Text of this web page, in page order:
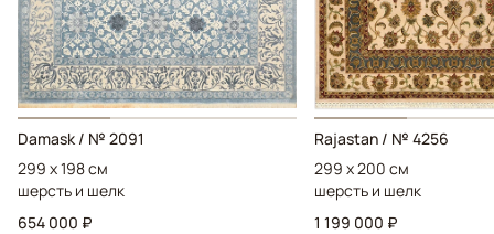
Damask / № 2091
299 x 198 см
шерсть и шелк
654 000 ₽
Rajastan / № 4256
299 x 200 см
шерсть и шелк
1 199 000 ₽